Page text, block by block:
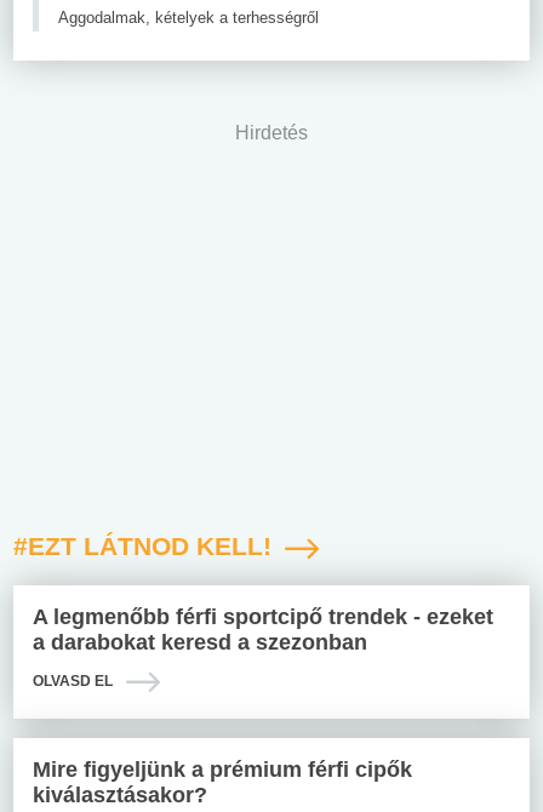
Aggodalmak, kételyek a terhességről
Hirdetés
#EZT LÁTNOD KELL!
A legmenőbb férfi sportcipő trendek - ezeket
a darabokat keresd a szezonban
OLVASD EL
Mire figyeljünk a prémium férfi cipők
kiválasztásakor?